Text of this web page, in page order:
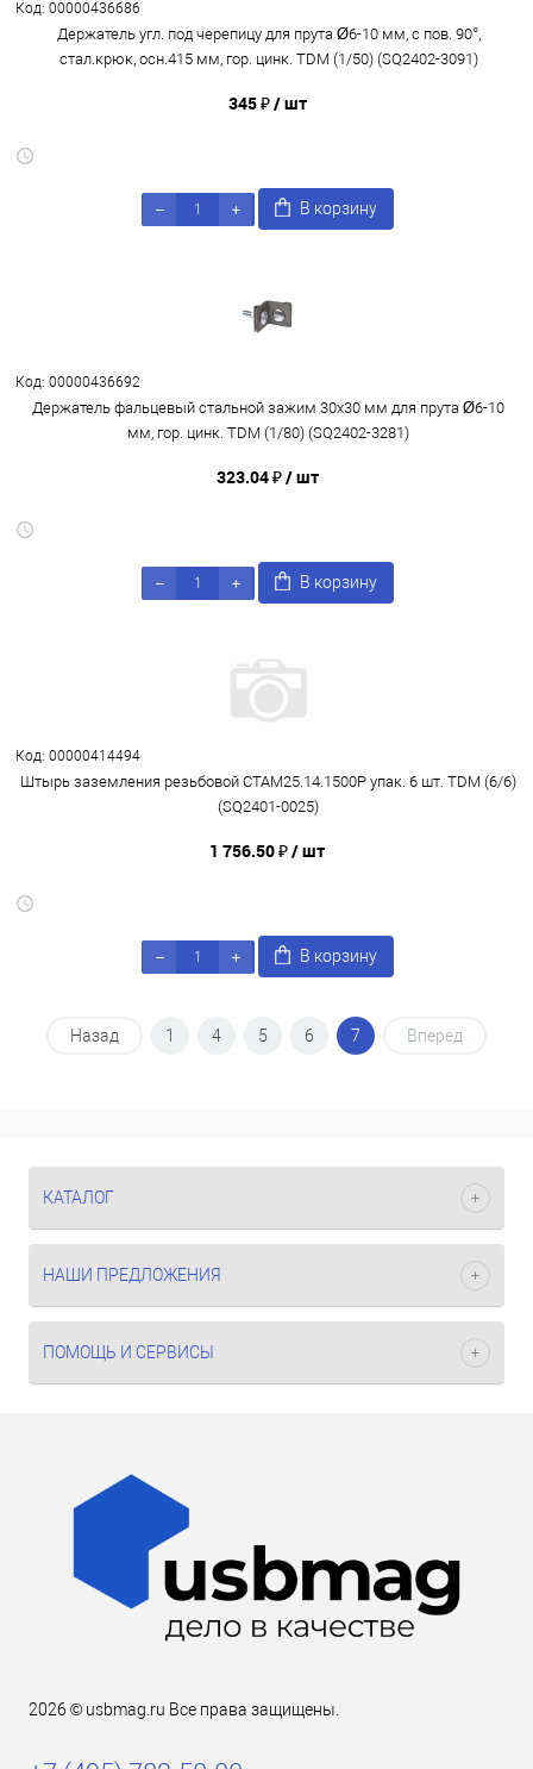
Код: 00000436686
Держатель угл. под черепицу для прута Ø6-10 мм, с пов. 90°,
стал.крюк, осн.415 мм, гор. цинк. TDM (1/50) (SQ2402-3091)
345 ₽/ шт
В корзину
Код: 00000436692
Держатель фальцевый стальной зажим 30х30 мм для прута Ø6-10
мм, гор. цинк. TDM (1/80) (SQ2402-3281)
323.04 ₽/ шт
В корзину
Код: 00000414494
Штырь заземления резьбовой СТАМ25.14.1500Р упак. 6 шт. TDM (6/6)
(SQ2401-0025)
1 756.50 ₽/ шт
В корзину
Назад 1 4 5 6 7 Вперед
КАТАЛОГ
НАШИ ПРЕДЛОЖЕНИЯ
ПОМОЩЬ И СЕРВИСЫ
2026 © usbmag.ru Все права защищены.